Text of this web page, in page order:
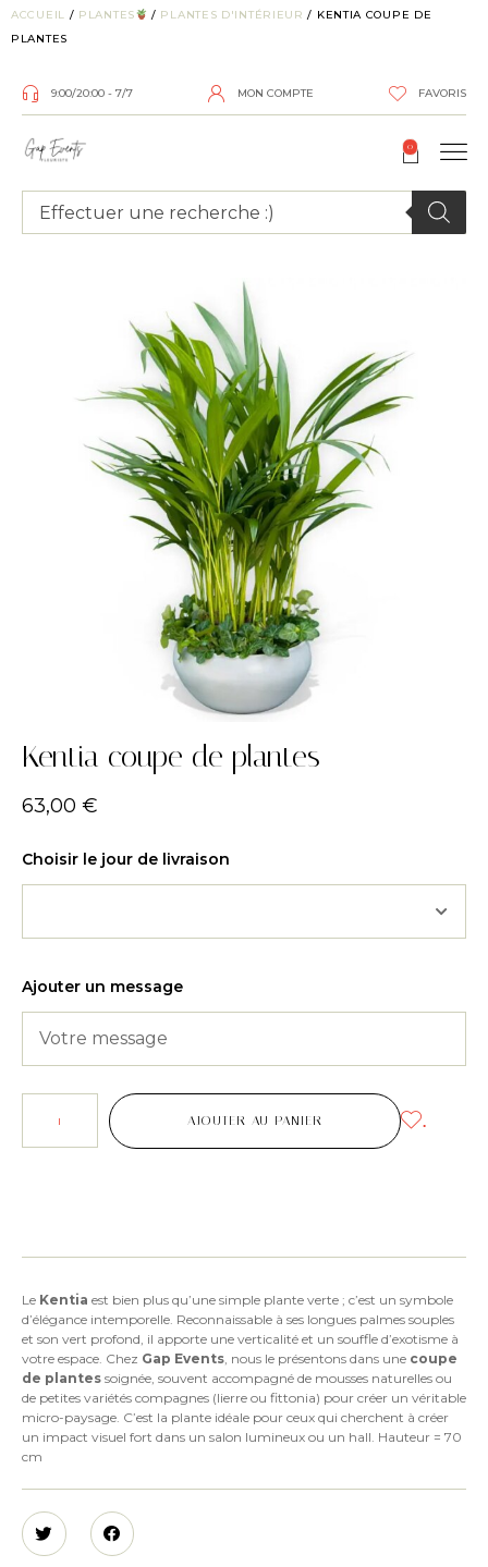
ACCUEIL / PLANTES / PLANTES D'INTÉRIEUR / KENTIA COUPE DE
PLANTES
9:00/20:00 - 7/7 MON COMPTE FAVORIS
0
Kentia coupe de plantes
63,00 €
Choisir le jour de livraison
Ajouter un message
AJOUTER AU PANIER .
Le Kentia est bien plus qu’une simple plante verte ; c’est un symbole
d’élégance intemporelle. Reconnaissable à ses longues palmes souples
et son vert profond, il apporte une verticalité et un souffle d’exotisme à
votre espace. Chez Gap Events, nous le présentons dans une coupe
de plantes soignée, souvent accompagné de mousses naturelles ou
de petites variétés compagnes (lierre ou fittonia) pour créer un véritable
micro-paysage. C’est la plante idéale pour ceux qui cherchent à créer
un impact visuel fort dans un salon lumineux ou un hall. Hauteur = 70
cm